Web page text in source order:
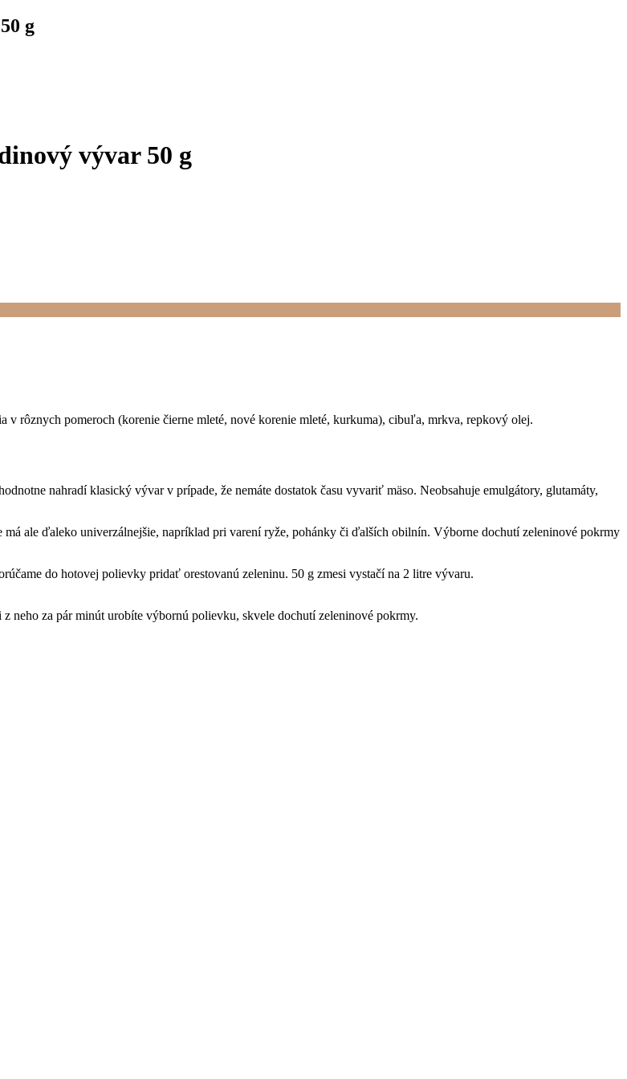
g
vývar 50 g
rôznych pomeroch (korenie čierne mleté, nové korenie mleté, kurkuma), cibuľa, mrkva, repkový olej.
nahradí klasický vývar v prípade, že nemáte dostatok času vyvariť mäso. Neobsahuje emulgátory, glutamáty,
ale ďaleko univerzálnejšie, napríklad pri varení ryže, pohánky či ďalších obilnín. Výborne dochutí zeleninové pokrmy
do hotovej polievky pridať orestovanú zeleninu. 50 g zmesi vystačí na 2 litre vývaru.
neho za pár minút urobíte výbornú polievku, skvele dochutí zeleninové pokrmy.